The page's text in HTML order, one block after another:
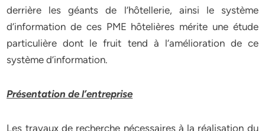
derrière les géants de l’hôtellerie, ainsi le système
d’information de ces PME hôtelières mérite une étude
particulière dont le fruit tend à l’amélioration de ce
système d’information.
Présentation de l’entreprise
Les travaux de recherche nécessaires à la réalisation du